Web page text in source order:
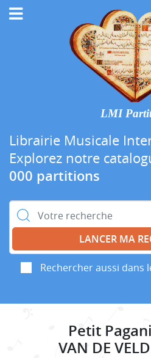
LMI
Librairie Musicale
Explorez notre
000 partitions
Rechercher :
Rechercher aussi dans
Petit
VAN DE